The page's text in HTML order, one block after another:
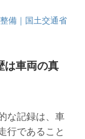
備｜国土交通省
は車両の真
な記録は、車
行であること